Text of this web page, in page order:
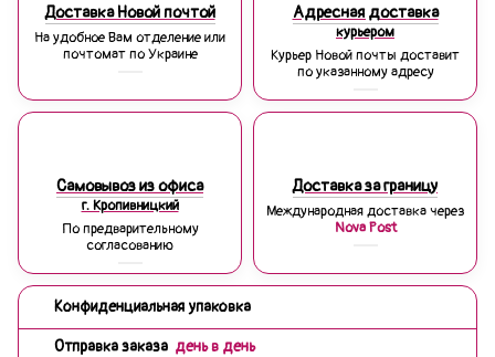
Доставка Новой почтой
На удобное Вам отделение или
почтомат по Украине
Адресная доставка
курьером
Курьер Новой почты доставит
по указанному адресу
Самовывоз из офиса
г. Кропивницкий
По предварительному
согласованию
Доставка за границу
Международная доставка через
Nova Post
Конфиденциальная упаковка
Отправка заказа день в день